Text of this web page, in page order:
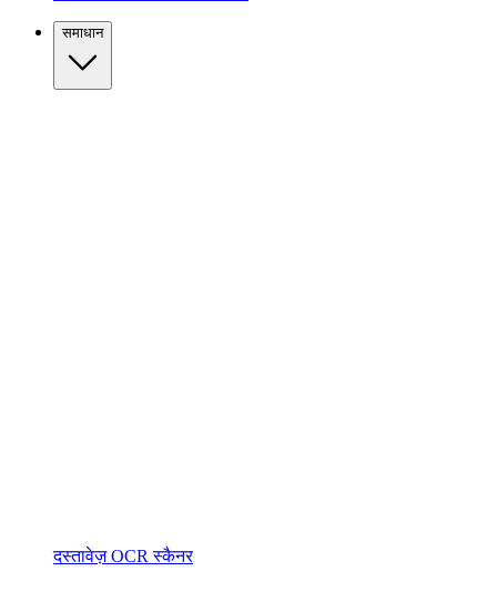
समाधान
दस्तावेज़ OCR स्कैनर